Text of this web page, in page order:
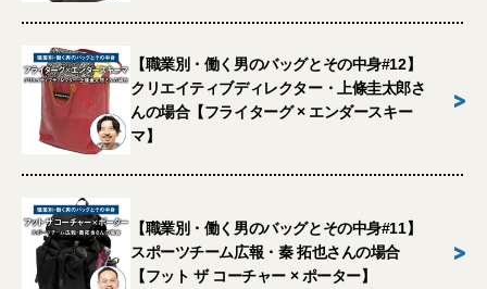
【職業別・働く男のバッグとその中身#12】
クリエイティブディレクター・上條圭太郎さ
んの場合【フライターグ × エンダースキー
マ】
>
【職業別・働く男のバッグとその中身#11】
スポーツチーム広報・秦 拓也さんの場合
【フット ザ コーチャー × ポーター】
>